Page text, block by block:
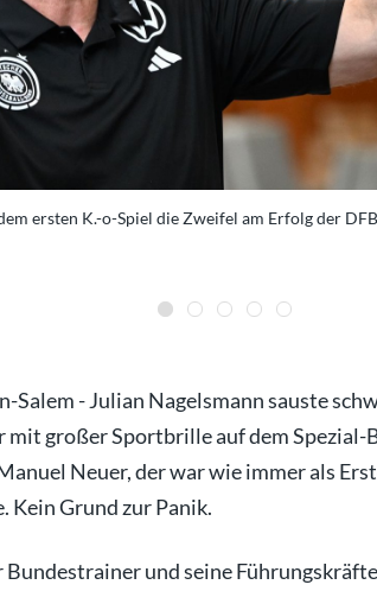
ersten K.-o-Spiel die Zweifel am Erfolg der
- Julian Nagelsmann sauste
mit großer Sportbrille auf dem Spezial-
Neuer, der war wie immer als
Grund zur Panik.
und seine